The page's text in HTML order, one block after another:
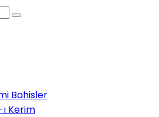
Bahisler
Kerim